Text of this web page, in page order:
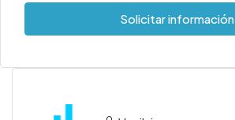
Solicitar información